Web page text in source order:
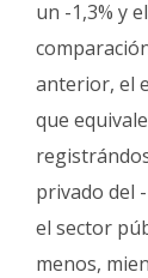
un -1,3% y
anterior, el
que
privado del
el sector
menos,